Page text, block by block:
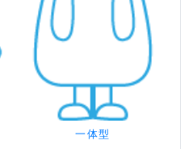
一体型